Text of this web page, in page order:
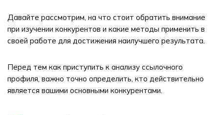
Давайте рассмотрим, на что стоит обратить внимание
при изучении конкурентов и какие методы применить в
своей работе для достижения наилучшего результата.
Перед тем как приступить к анализу ссылочного
профиля, важно точно определить, кто действительно
является вашими основными конкурентами.